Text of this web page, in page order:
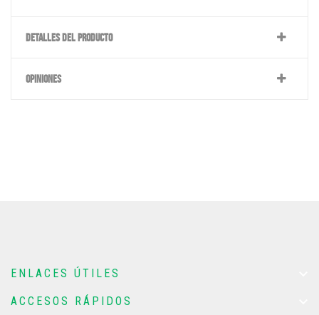
DETALLES DEL PRODUCTO
OPINIONES
ENLACES ÚTILES
ACCESOS RÁPIDOS